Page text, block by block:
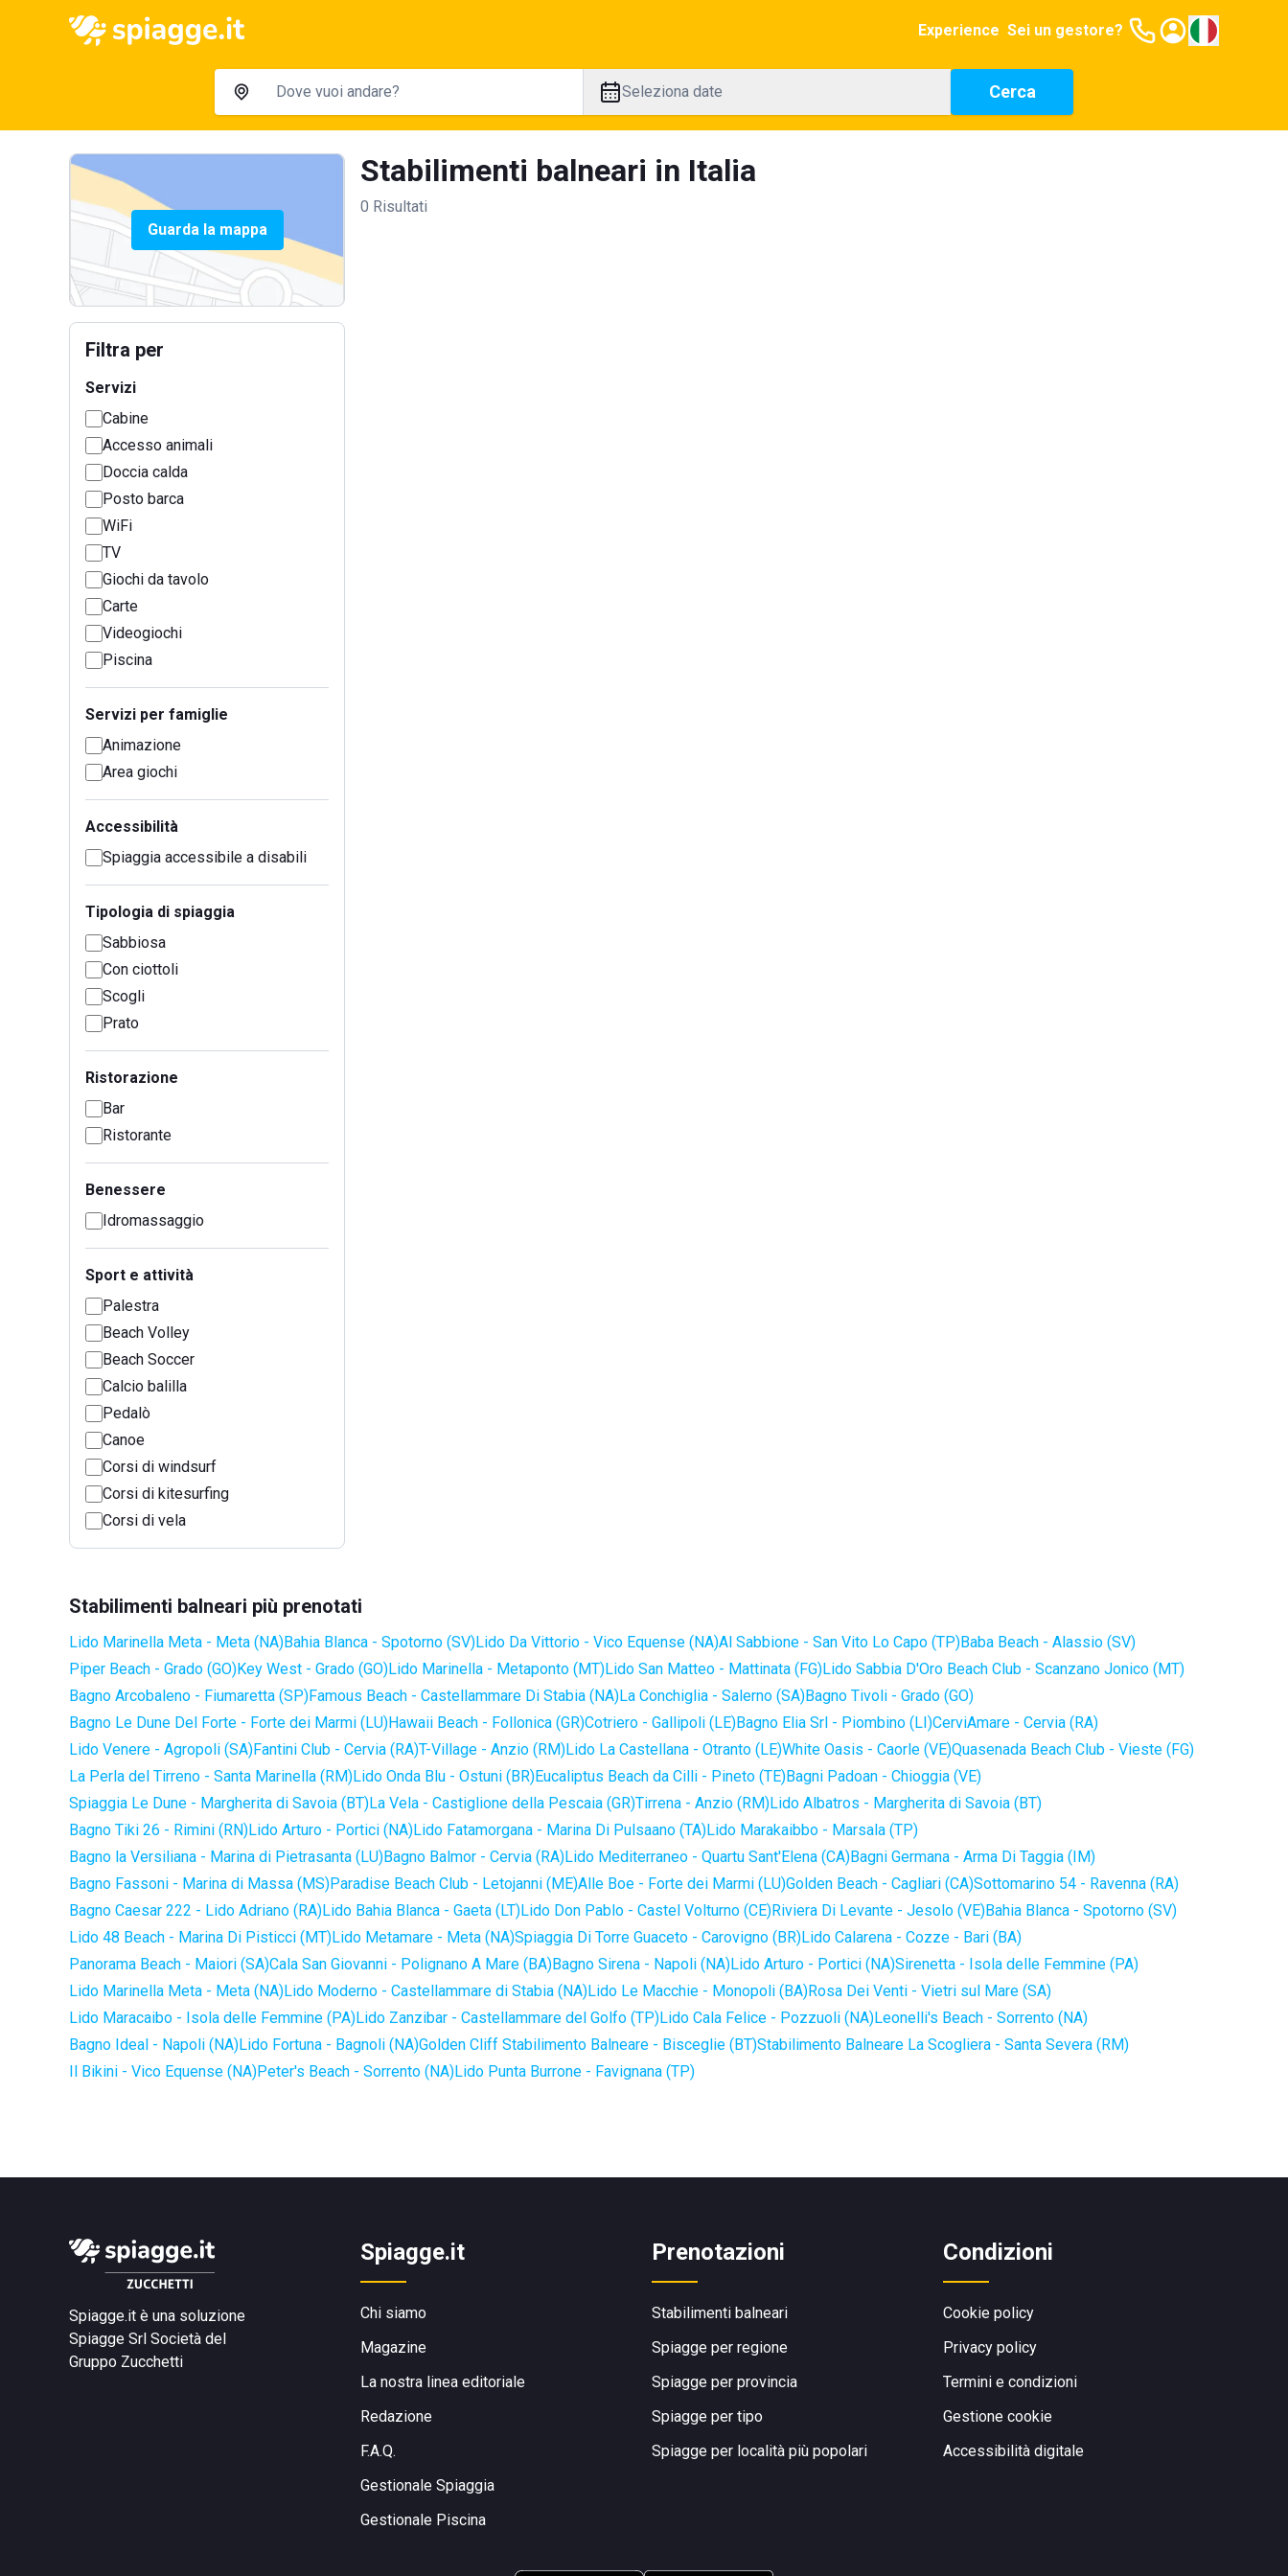
Experience Sei un gestore?
Seleziona date Cerca
Guarda la mappa
Filtra per
Servizi
Cabine
Accesso animali
Doccia calda
Posto barca
WiFi
TV
Giochi da tavolo
Carte
Videogiochi
Piscina
Servizi per famiglie
Animazione
Area giochi
Accessibilità
Spiaggia accessibile a disabili
Tipologia di spiaggia
Sabbiosa
Con ciottoli
Scogli
Prato
Ristorazione
Bar
Ristorante
Benessere
Idromassaggio
Sport e attività
Palestra
Beach Volley
Beach Soccer
Calcio balilla
Pedalò
Canoe
Corsi di windsurf
Corsi di kitesurfing
Corsi di vela
Stabilimenti balneari in Italia
0 Risultati
Stabilimenti balneari più prenotati
Lido Marinella Meta - Meta (NA)Bahia Blanca - Spotorno (SV)Lido Da Vittorio - Vico Equense (NA)Al Sabbione - San Vito Lo Capo (TP)Baba Beach - Alassio (SV)
Piper Beach - Grado (GO)Key West - Grado (GO)Lido Marinella - Metaponto (MT)Lido San Matteo - Mattinata (FG)Lido Sabbia D'Oro Beach Club - Scanzano Jonico (MT)
Bagno Arcobaleno - Fiumaretta (SP)Famous Beach - Castellammare Di Stabia (NA)La Conchiglia - Salerno (SA)Bagno Tivoli - Grado (GO)
Bagno Le Dune Del Forte - Forte dei Marmi (LU)Hawaii Beach - Follonica (GR)Cotriero - Gallipoli (LE)Bagno Elia Srl - Piombino (LI)CerviAmare - Cervia (RA)
Lido Venere - Agropoli (SA)Fantini Club - Cervia (RA)T-Village - Anzio (RM)Lido La Castellana - Otranto (LE)White Oasis - Caorle (VE)Quasenada Beach Club - Vieste (FG)
La Perla del Tirreno - Santa Marinella (RM)Lido Onda Blu - Ostuni (BR)Eucaliptus Beach da Cilli - Pineto (TE)Bagni Padoan - Chioggia (VE)
Spiaggia Le Dune - Margherita di Savoia (BT)La Vela - Castiglione della Pescaia (GR)Tirrena - Anzio (RM)Lido Albatros - Margherita di Savoia (BT)
Bagno Tiki 26 - Rimini (RN)Lido Arturo - Portici (NA)Lido Fatamorgana - Marina Di Pulsaano (TA)Lido Marakaibbo - Marsala (TP)
Bagno la Versiliana - Marina di Pietrasanta (LU)Bagno Balmor - Cervia (RA)Lido Mediterraneo - Quartu Sant'Elena (CA)Bagni Germana - Arma Di Taggia (IM)
Bagno Fassoni - Marina di Massa (MS)Paradise Beach Club - Letojanni (ME)Alle Boe - Forte dei Marmi (LU)Golden Beach - Cagliari (CA)Sottomarino 54 - Ravenna (RA)
Bagno Caesar 222 - Lido Adriano (RA)Lido Bahia Blanca - Gaeta (LT)Lido Don Pablo - Castel Volturno (CE)Riviera Di Levante - Jesolo (VE)Bahia Blanca - Spotorno (SV)
Lido 48 Beach - Marina Di Pisticci (MT)Lido Metamare - Meta (NA)Spiaggia Di Torre Guaceto - Carovigno (BR)Lido Calarena - Cozze - Bari (BA)
Panorama Beach - Maiori (SA)Cala San Giovanni - Polignano A Mare (BA)Bagno Sirena - Napoli (NA)Lido Arturo - Portici (NA)Sirenetta - Isola delle Femmine (PA)
Lido Marinella Meta - Meta (NA)Lido Moderno - Castellammare di Stabia (NA)Lido Le Macchie - Monopoli (BA)Rosa Dei Venti - Vietri sul Mare (SA)
Lido Maracaibo - Isola delle Femmine (PA)Lido Zanzibar - Castellammare del Golfo (TP)Lido Cala Felice - Pozzuoli (NA)Leonelli's Beach - Sorrento (NA)
Bagno Ideal - Napoli (NA)Lido Fortuna - Bagnoli (NA)Golden Cliff Stabilimento Balneare - Bisceglie (BT)Stabilimento Balneare La Scogliera - Santa Severa (RM)
Il Bikini - Vico Equense (NA)Peter's Beach - Sorrento (NA)Lido Punta Burrone - Favignana (TP)
Spiagge.it è una soluzione
Spiagge Srl Società del
Gruppo Zucchetti
Spiagge.it
Chi siamo
Magazine
La nostra linea editoriale
Redazione
F.A.Q.
Gestionale Spiaggia
Gestionale Piscina
Prenotazioni
Stabilimenti balneari
Spiagge per regione
Spiagge per provincia
Spiagge per tipo
Spiagge per località più popolari
Condizioni
Cookie policy
Privacy policy
Termini e condizioni
Gestione cookie
Accessibilità digitale